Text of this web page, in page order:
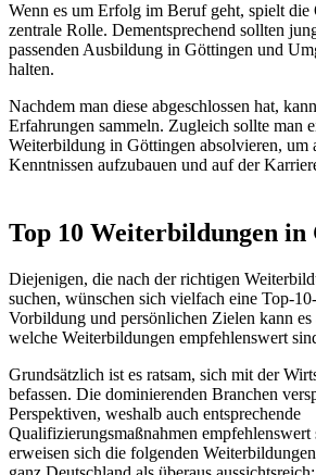
Wenn es um Erfolg im Beruf geht, spielt
zentrale Rolle. Dementsprechend sollten
passenden Ausbildung in Göttingen und
halten.
Nachdem man diese abgeschlossen hat,
Erfahrungen sammeln. Zugleich sollte man
Weiterbildung in Göttingen absolvieren, um
Kenntnissen aufzubauen und auf der
Top 10 Weiterbildungen in
Diejenigen, die nach der richtigen
suchen, wünschen sich vielfach eine Top-
Vorbildung und persönlichen Zielen kann es
welche Weiterbildungen empfehlenswert
Grundsätzlich ist es ratsam, sich mit der
befassen. Die dominierenden Branchen
Perspektiven, weshalb auch entsprechende
Qualifizierungsmaßnahmen
erweisen sich die folgenden